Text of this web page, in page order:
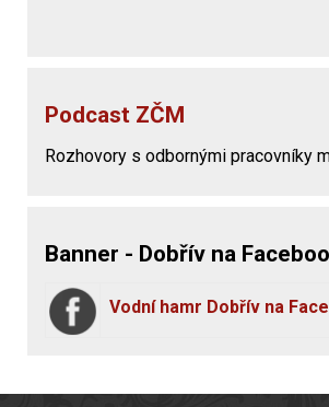
Podcast ZČM
Rozhovory s odbornými pracovníky
Banner - Dobřív na
Vodní hamr Dobřív na